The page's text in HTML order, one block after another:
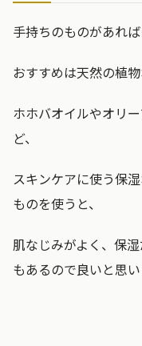
手持ちのものがあれ
おすすめは天然の植物
ホホバオイルやオリ
ど、
スキンケアに使う保
ものを使うと、
肌なじみがよく、保
もあるので良いと思い